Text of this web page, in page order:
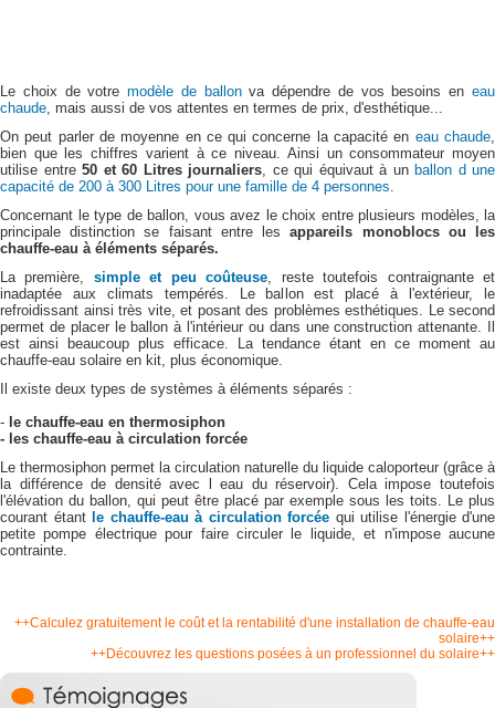
Le choix de votremodèle de ballonva dépendre de vos besoins eneau
chaude, mais aussi de vos attentes en termes de prix, d'esthétique...
On peut parler de moyenne en ce qui concerne la capacité en eau chaude,
bien que les chiffres varient à ce niveau. Ainsi un consommateur moyen
utilise entre 50 et 60 Litres journaliers, ce qui équivaut à un ballon d une
capacité de 200 à 300 Litres pour une famille de 4 personnes.
Concernant le type de ballon, vous avez le choix entre plusieurs modèles, la
principale distinction se faisant entre lesappareils monoblocs ou les
chauffe-eau à éléments séparés.
La première, simple et peu coûteuse, reste toutefois contraignante et
inadaptée aux climats tempérés. Le ballon est placé à l'extérieur, le
refroidissant ainsi très vite, et posant des problèmes esthétiques. Le second
permet de placer le ballon à l'intérieur ou dans une construction attenante. Il
est ainsi beaucoup plus efficace. La tendance étant en ce moment au
chauffe-eau solaire en kit, plus économique.
Il existe deux types de systèmes à éléments séparés :
- le chauffe-eau en thermosiphon
- les chauffe-eau à circulation forcée
Le thermosiphon permet la circulation naturelle du liquide caloporteur (grâce à
la différence de densité avec l eau du réservoir). Cela impose toutefois
l'élévation du ballon, qui peut être placé par exemple sous les toits. Le plus
courant étant le chauffe-eau à circulation forcée qui utilise l'énergie d'une
petite pompe électrique pour faire circuler le liquide, et n'impose aucune
contrainte.
++Calculez gratuitement le coût et la rentabilité d'une installation de chauffe-eau
solaire++
++Découvrez les questions posées à un professionnel du solaire++